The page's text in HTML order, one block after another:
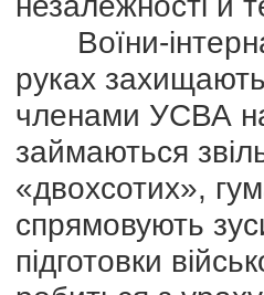
Воїни-
руках захищають
членами УСВА
займаються
«двохсотих»,
спрямовують
підготовки